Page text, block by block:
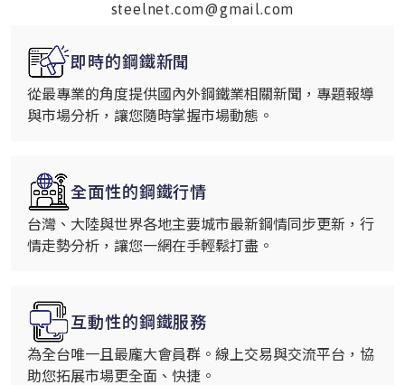
steelnet.com@gmail.com
即時的鋼鐵新聞
從最專業的角度提供國內外鋼鐵業相關新聞，專題報導
與市場分析，讓您隨時掌握市場動態。
全面性的鋼鐵行情
台灣、大陸與世界各地主要城市最新鋼情同步更新，行
情走勢分析，讓您一網在手輕鬆打盡。
互動性的鋼鐵服務
為全台唯一且最龐大會員群。線上交易與交流平台，協
助您拓展市場更全面、快捷。